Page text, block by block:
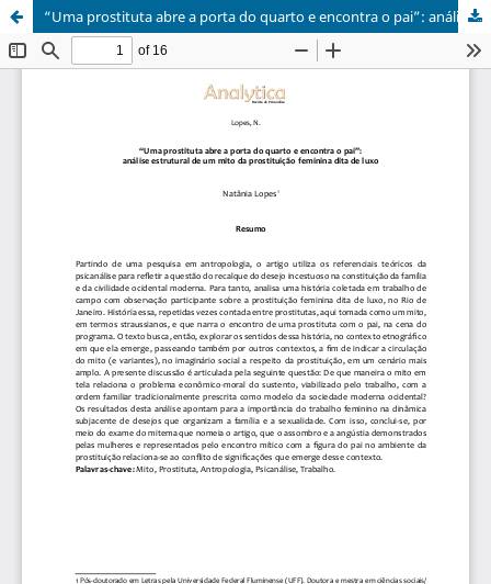
“Uma prostituta abre a porta do quarto e encontra o pai”: análise estrutural de um mito da prostituição feminina dita de luxo